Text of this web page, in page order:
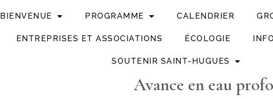
BIENVENUE PROGRAMME CALENDRIER
ENTREPRISES ET ASSOCIATIONS ÉCOLOGIE
SOUTENIR SAINT-HUGUES
Avance en eau